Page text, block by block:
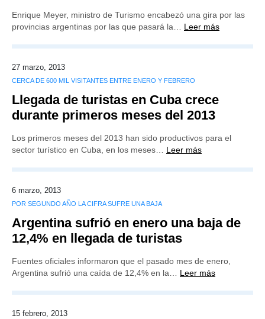
Enrique Meyer, ministro de Turismo encabezó una gira por las
provincias argentinas por las que pasará la… Leer más
27 marzo, 2013
CERCA DE 600 MIL VISITANTES ENTRE ENERO Y FEBRERO
Llegada de turistas en Cuba crece
durante primeros meses del 2013
Los primeros meses del 2013 han sido productivos para el
sector turístico en Cuba, en los meses… Leer más
6 marzo, 2013
POR SEGUNDO AÑO LA CIFRA SUFRE UNA BAJA
Argentina sufrió en enero una baja de
12,4% en llegada de turistas
Fuentes oficiales informaron que el pasado mes de enero,
Argentina sufrió una caída de 12,4% en la… Leer más
15 febrero, 2013